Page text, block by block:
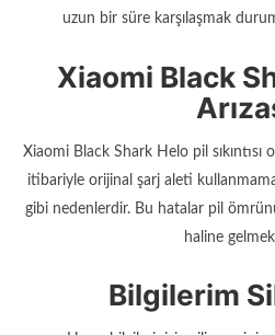
uzun bir süre karşılaşmak
Xiaomi Black
Xiaomi Black Shark Helo pil
itibariyle orijinal şarj aleti
gibi nedenlerdir. Bu hatalar pil
haline
Bilgilerim